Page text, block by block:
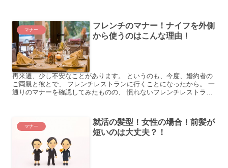
マナー
フレンチのマナー！ナイフを外側
から使うのはこんな理由！
再来週、少し不安なことがあります。 というのも、今度、婚約者の
ご両親と彼とで、 フレンチレストランに行くことになったから。 一
通りのマナーを確認してみたものの、 慣れないフレンチレストラン
マナー
就活の髪型！女性の場合！前髪が
短いのは大丈夫？！